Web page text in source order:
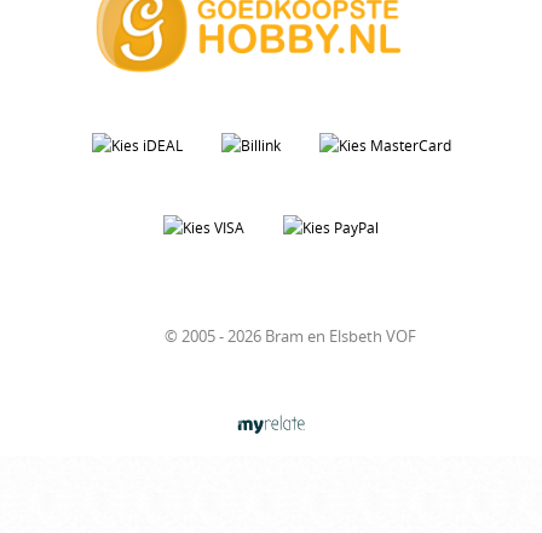
© 2005 - 2026 Bram en Elsbeth VOF